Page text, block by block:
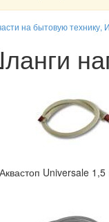
на бытовую технику,
Аквастоп Universale